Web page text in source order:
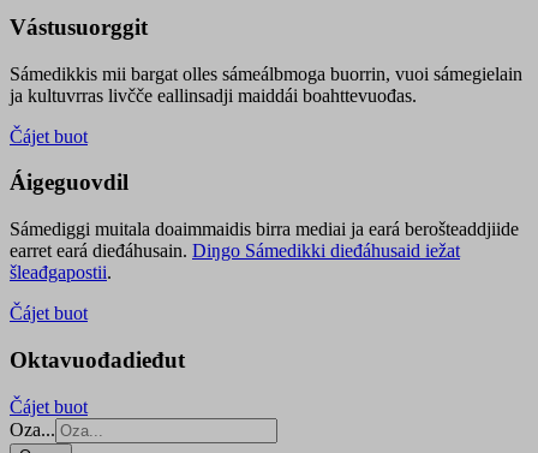
Vástusuorggit
Sámedikkis mii bargat olles sámeálbmoga buorrin, vuoi sámegielain
ja kultuvrras livčče eallinsadji maiddái boahttevuođas.
Čájet buot
Áigeguovdil
Sámediggi muitala doaimmaidis birra mediai ja eará berošteaddjiide
earret eará dieđáhusain. Diŋgo Sámedikki dieđáhusaid iežat
šleađgapostii.
Čájet buot
Oktavuođadieđut
Čájet buot
Oza...